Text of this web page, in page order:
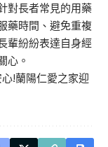
對長者常見的用藥
藥時間、避免重複
輩紛紛表達自身經
心。
!蘭陽仁愛之家迎